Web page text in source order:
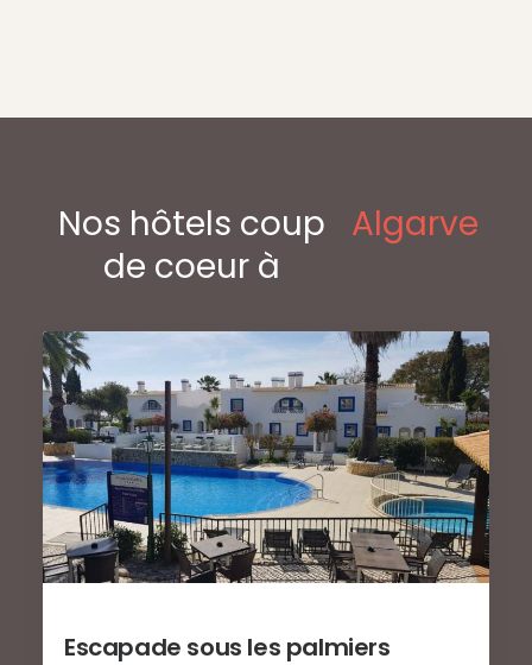
Nos hôtels coup
de coeur à
Algarve
Escapade sous les palmiers